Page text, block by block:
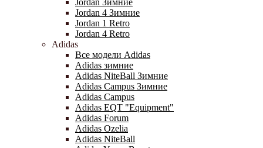
Jordan Зимние
Jordan 4 Зимние
Jordan 1 Retro
Jordan 4 Retro
Adidas
Все модели Adidas
Adidas зимние
Adidas NiteBall Зимние
Adidas Campus Зимние
Adidas Campus
Adidas EQT "Equipment"
Adidas Forum
Adidas Ozelia
Adidas NiteBall